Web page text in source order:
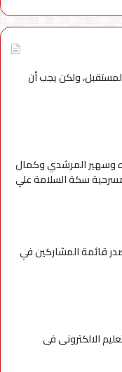
ولكن يجب أن
وسهير المرشدي وكمال
سكة السلامة علي
قائمة المشاركين في
الالكترونى فى